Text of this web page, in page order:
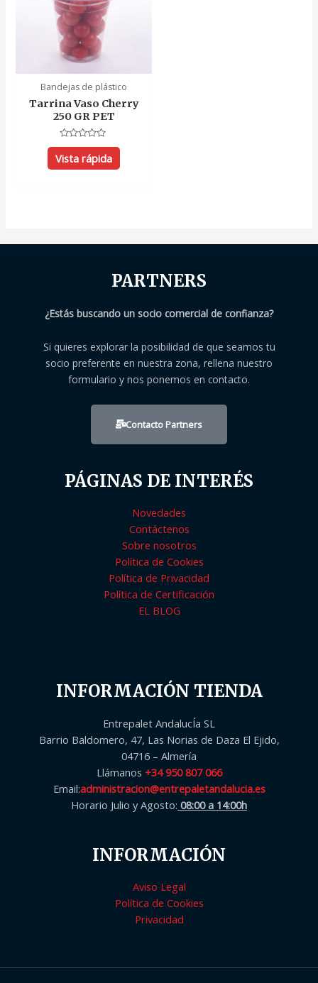
Bandejas de plástico
Tarrina Vaso Cherry
250 GR PET
Valorado
con
0
de
Vista rápida
PARTNERS
¿Estás buscando un socio comercial de confianza?
Si quieres explorar la posibilidad de que seamos tu
socio preferente en nuestra zona, rellena nuestro
formulario y nos ponemos en contacto.
Contacto Partners
PÁGINAS DE INTERÉS
Novedades
Contáctenos
Sobre nosotros
Política de Cookies
Política de Privacidad
Política de Certificación
EL BLOG
INFORMACIÓN TIENDA
Entrepalet AndalucÍa SL
Barrio Baldomero, 47, Las Norias de Daza El Ejido,
04716 – Almería
Llámanos +34 950 807 066
Email:administracion@entrepaletandalucia.es
Horario Julio y Agosto: 08:00 a 14:00h
INFORMACIÓN
Aviso Legal
Política de Cookies
Privacidad